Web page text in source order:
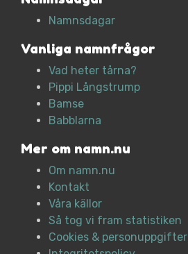
Namnsdagar
Vanliga namnfrågor
Vad heter tårna?
Pippi Långstrump
Bamse
Babblarna
Mer om namn.nu
Om namn.nu
Kontakt
Våra källor
Så tog vi fram statistiken
Cookies & personuppgifter